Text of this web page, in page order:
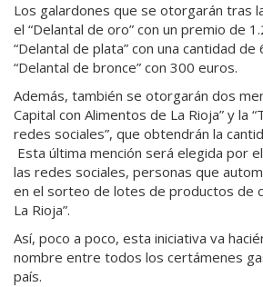
Los galardones que se otorgarán tras
el “Delantal de oro” con un premio de
“Delantal de plata” con una cantidad
“Delantal de bronce” con 300 euros.
Además, también se otorgarán dos
Capital con Alimentos de La Rioja” y la
redes sociales”, que obtendrán la
Esta última mención será elegida por
las redes sociales, personas que
en el sorteo de lotes de productos de
La Rioja”.
Así, poco a poco, esta iniciativa va
nombre entre todos los certámenes
país.